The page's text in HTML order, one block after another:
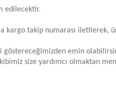
edilecektir.
kargo takip numarası iletilerek,
göstereceğimizden emin
size yardımcı olmaktan